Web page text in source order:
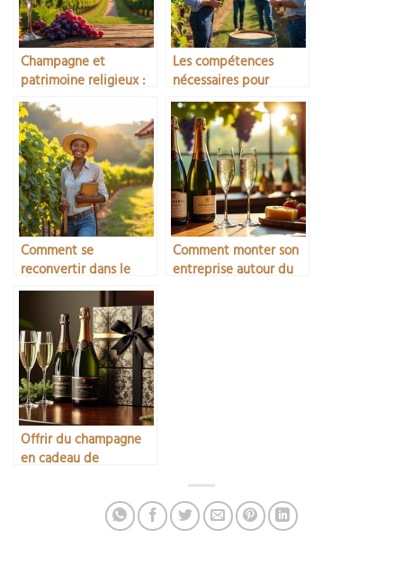
Champagne et
patrimoine religieux :
abbayes et cathédrales
Les compétences
nécessaires pour
devenir chef de projet
viticole
Comment se
reconvertir dans le
secteur viticole
Comment monter son
entreprise autour du
Offrir du champagne
en cadeau de